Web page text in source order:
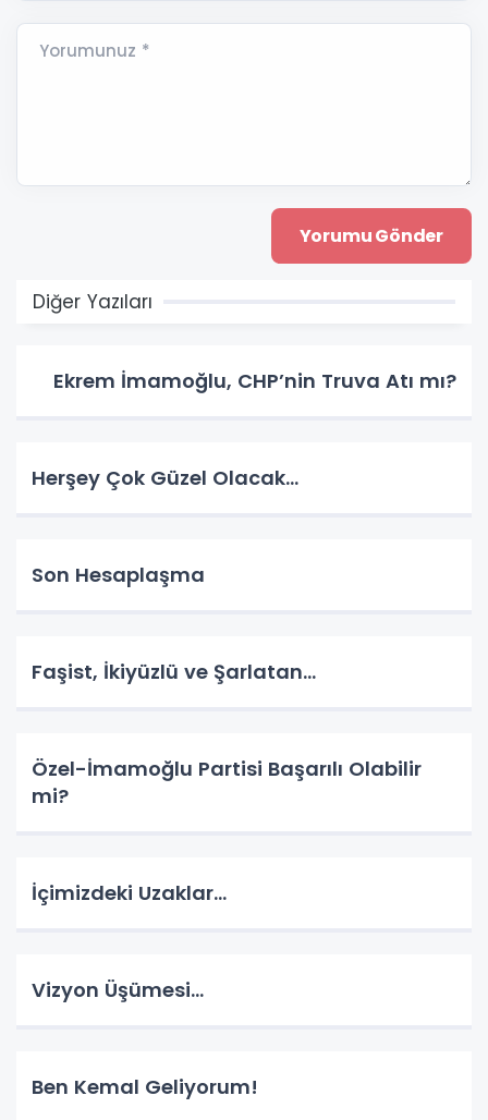
Yorumunuz *
Diğer Yazıları
Ekrem İmamoğlu, CHP’nin Truva Atı mı?
Herşey Çok Güzel Olacak…
Son Hesaplaşma
Faşist, İkiyüzlü ve Şarlatan…
Özel-İmamoğlu Partisi Başarılı Olabilir
mi?
İçimizdeki Uzaklar…
Vizyon Üşümesi…
Ben Kemal Geliyorum!